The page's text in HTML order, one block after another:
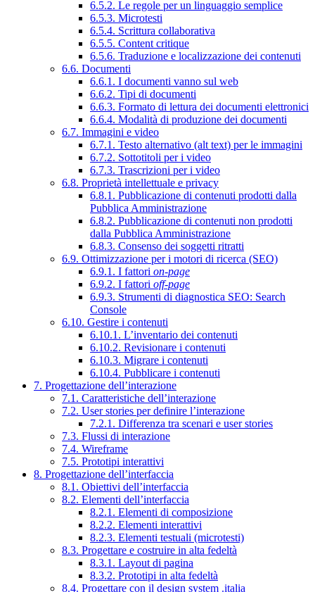
6.5.2. Le regole per un linguaggio semplice
6.5.3. Microtesti
6.5.4. Scrittura collaborativa
6.5.5. Content critique
6.5.6. Traduzione e localizzazione dei contenuti
6.6. Documenti
6.6.1. I documenti vanno sul web
6.6.2. Tipi di documenti
6.6.3. Formato di lettura dei documenti elettronici
6.6.4. Modalità di produzione dei documenti
6.7. Immagini e video
6.7.1. Testo alternativo (alt text) per le immagini
6.7.2. Sottotitoli per i video
6.7.3. Trascrizioni per i video
6.8. Proprietà intellettuale e privacy
6.8.1. Pubblicazione di contenuti prodotti dalla
Pubblica Amministrazione
6.8.2. Pubblicazione di contenuti non prodotti
dalla Pubblica Amministrazione
6.8.3. Consenso dei soggetti ritratti
6.9. Ottimizzazione per i motori di ricerca (SEO)
6.9.1. I fattori on-page
6.9.2. I fattori off-page
6.9.3. Strumenti di diagnostica SEO: Search
Console
6.10. Gestire i contenuti
6.10.1. L’inventario dei contenuti
6.10.2. Revisionare i contenuti
6.10.3. Migrare i contenuti
6.10.4. Pubblicare i contenuti
7. Progettazione dell’interazione
7.1. Caratteristiche dell’interazione
7.2. User stories per definire l’interazione
7.2.1. Differenza tra scenari e user stories
7.3. Flussi di interazione
7.4. Wireframe
7.5. Prototipi interattivi
8. Progettazione dell’interfaccia
8.1. Obiettivi dell’interfaccia
8.2. Elementi dell’interfaccia
8.2.1. Elementi di composizione
8.2.2. Elementi interattivi
8.2.3. Elementi testuali (microtesti)
8.3. Progettare e costruire in alta fedeltà
8.3.1. Layout di pagina
8.3.2. Prototipi in alta fedeltà
8.4. Progettare con il design system .italia